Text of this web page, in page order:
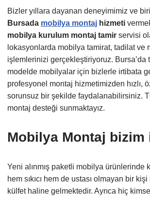
Bizler yıllara dayanan deneyimimiz ve
Bursada mobilya montaj hizmeti
mobilya kurulum montaj tamir servisi
lokasyonlarda mobilya tamirat, tadilat ve
işlemlerinizi gerçekleştiriyoruz. Bursa’da
modelde mobilyalar için bizlerle irtibata
profesyonel montaj hizmetimizden hızlı,
sorunsuz bir şekilde faydalanabilirsiniz.
montaj desteği sunmaktayız.
Mobilya Montaj bizim
Yeni alınmış paketli mobilya ürünlerinde
hem sıkıcı hem de ustası olmayan bir
külfet haline gelmektedir. Ayrıca hiç